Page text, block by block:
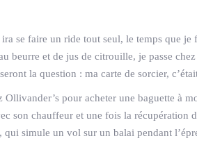
se faire un ride tout seul, le temps que je
beurre et de jus de citrouille, je passe
la question : ma carte de sorcier,
pour acheter une baguette à
son chauffeur et une fois la récupération
qui simule un vol sur un balai pendant